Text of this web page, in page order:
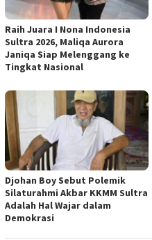
Raih Juara I Nona Indonesia
Sultra 2026, Maliqa Aurora
Janiqa Siap Melenggang ke
Tingkat Nasional
Djohan Boy Sebut Polemik
Silaturahmi Akbar KKMM Sultra
Adalah Hal Wajar dalam
Demokrasi